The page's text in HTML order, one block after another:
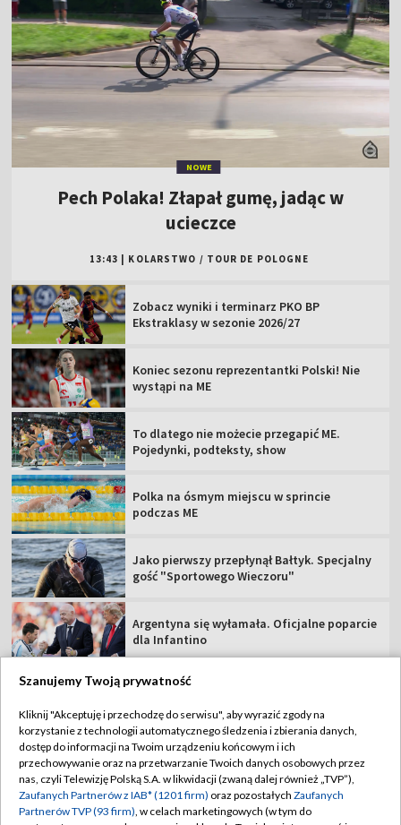
NOWE
Pech Polaka! Złapał gumę, jadąc w
ucieczce
13:43 KOLARSTWO / TOUR DE POLOGNE
Zobacz wyniki i terminarz PKO BP
Ekstraklasy w sezonie 2026/27
Koniec sezonu reprezentantki Polski! Nie
wystąpi na ME
To dlatego nie możecie przegapić ME.
Pojedynki, podteksty, show
Polka na ósmym miejscu w sprincie
podczas ME
Jako pierwszy przepłynął Bałtyk. Specjalny
gość "Sportowego Wieczoru"
Argentyna się wyłamała. Oficjalne poparcie
dla Infantino
TVP
Abonament TVP
Sklep TVP
Biuro Reklamy
Regulamin TVP
Polityka prywatności
Moje zgody
Szanujemy Twoją prywatność
Kliknij "Akceptuję i przechodzę do serwisu", aby wyrazić zgody na
korzystanie z technologii automatycznego śledzenia i zbierania danych,
dostęp do informacji na Twoim urządzeniu końcowym i ich
przechowywanie oraz na przetwarzanie Twoich danych osobowych przez
nas, czyli Telewizję Polską S.A. w likwidacji (zwaną dalej również „TVP”),
Zaufanych Partnerów z IAB* (1201 firm) oraz pozostałych Zaufanych
Partnerów TVP (93 firm), w celach marketingowych (w tym do